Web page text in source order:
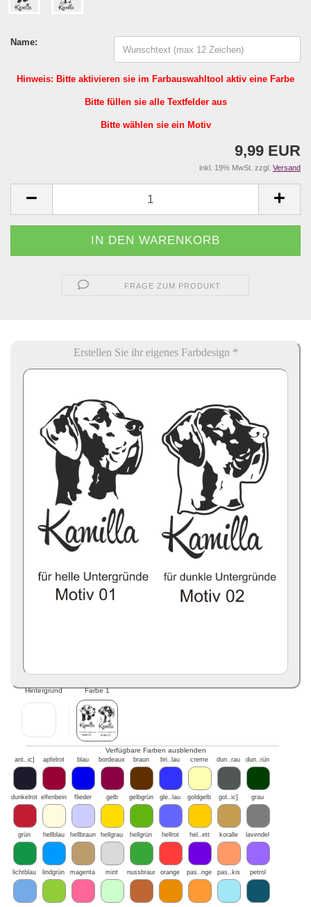
Name:
Hinweis: Bitte aktivieren sie im Farbauswahltool aktiv eine Farbe
Bitte füllen sie alle Textfelder aus
Bitte wählen sie ein Motiv
9,99 EUR
inkl. 19% MwSt. zzgl. Versand
FRAGE ZUM PRODUKT
Erstellen Sie ihr eigenes Farbdesign *
Hintergrund Farbe 1
Verfügbare Farben ausblenden
ant..ic] apfelrot blau bordeaux braun bri..lau creme dun..rau dun..rün
dunkelrot elfenbein flieder gelb gelbgrün gle..lau goldgelb gol..ic] grau
grün hellblau hellbraun hellgrau hellgrün hellrot hel..ett koralle lavendel
lichtblau lindgrün magenta mint nussbraun orange pas..nge pas..kis petrol